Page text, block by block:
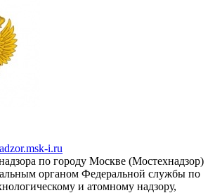
i.ru
по городу Москве (Мостехнадзор)
органом Федеральной службы по
и атомному надзору,